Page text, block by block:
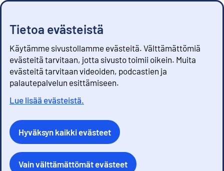
Tietoa evästeistä
Käytämme sivustollamme evästeitä. Välttämättömiä
evästeitä tarvitaan, jotta sivusto toimii oikein. Muita
evästeitä tarvitaan videoiden, podcastien ja
palautepalvelun esittämiseen.
Lue lisää evästeistä.
Hyväksyn kaikki evästeet
Vain välttämättömät evästeet